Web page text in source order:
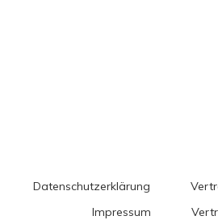
Datenschutzerklärung
Impressum